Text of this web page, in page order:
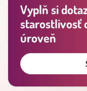
Vyplň si
starostlivosť
úroveň